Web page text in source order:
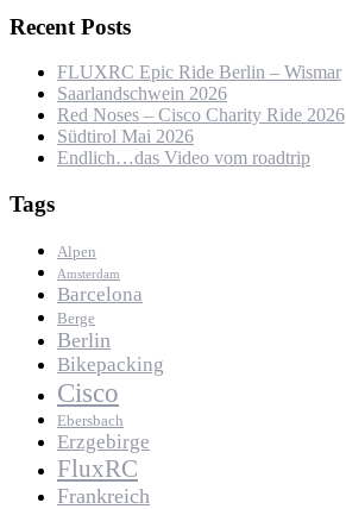
Recent Posts
FLUXRC Epic Ride Berlin – Wismar
Saarlandschwein 2026
Red Noses – Cisco Charity Ride 2026
Südtirol Mai 2026
Endlich…das Video vom roadtrip
Tags
Alpen
Amsterdam
Barcelona
Berge
Berlin
Bikepacking
Cisco
Ebersbach
Erzgebirge
FluxRC
Frankreich